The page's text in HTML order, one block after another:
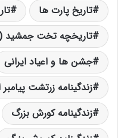
تاریخ پارت ها
تاریخچه تخت جمشید
جشن ها و اعیاد ایرانی
زندگینامه زرتشت پیامبر
زندگینامه کورش بزرگ